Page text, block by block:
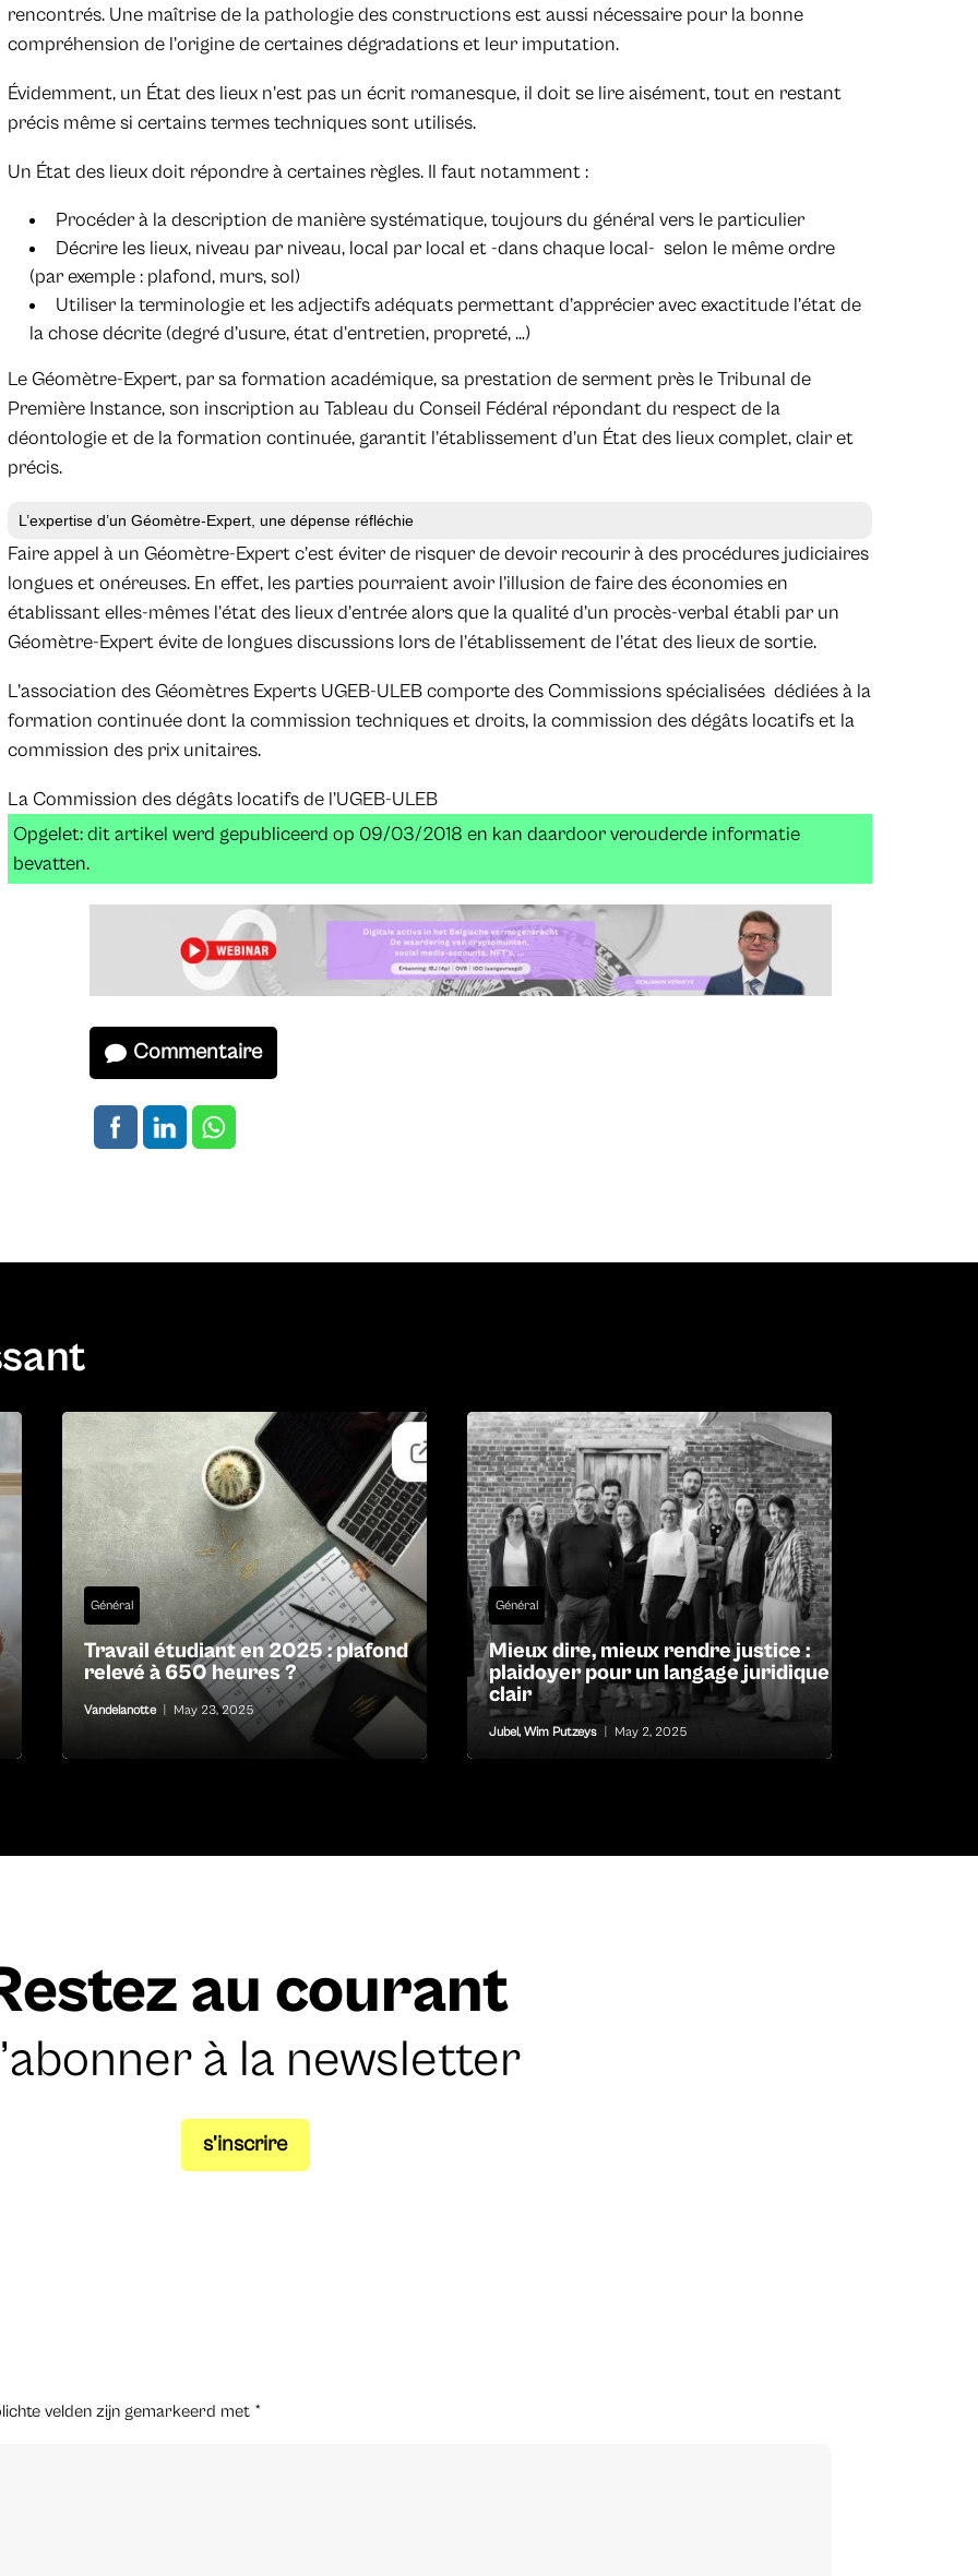
rencontrés. Une maîtrise de la pathologie des constructions est aussi nécessaire pour la bonne
compréhension de l’origine de certaines dégradations et leur imputation.
Évidemment, un État des lieux n’est pas un écrit romanesque, il doit se lire aisément, tout en restant
précis même si certains termes techniques sont utilisés.
Un État des lieux doit répondre à certaines règles. Il faut notamment :
Procéder à la description de manière systématique, toujours du général vers le particulier
Décrire les lieux, niveau par niveau, local par local et -dans chaque local- selon le même ordre
(par exemple : plafond, murs, sol)
Utiliser la terminologie et les adjectifs adéquats permettant d’apprécier avec exactitude l’état de
la chose décrite (degré d’usure, état d’entretien, propreté, …)
Le Géomètre-Expert, par sa formation académique, sa prestation de serment près le Tribunal de
Première Instance, son inscription au Tableau du Conseil Fédéral répondant du respect de la
déontologie et de la formation continuée, garantit l’établissement d’un État des lieux complet, clair et
précis.
L’expertise d’un Géomètre-Expert, une dépense réfléchie
Faire appel à un Géomètre-Expert c’est éviter de risquer de devoir recourir à des procédures judiciaires
longues et onéreuses. En effet, les parties pourraient avoir l’illusion de faire des économies en
établissant elles-mêmes l’état des lieux d’entrée alors que la qualité d’un procès-verbal établi par un
Géomètre-Expert évite de longues discussions lors de l’établissement de l’état des lieux de sortie.
L’association des Géomètres Experts UGEB-ULEB comporte des Commissions spécialisées dédiées à la
formation continuée dont la commission techniques et droits, la commission des dégâts locatifs et la
commission des prix unitaires.
La Commission des dégâts locatifs de l’UGEB-ULEB
Opgelet: dit artikel werd gepubliceerd op 09/03/2018 en kan daardoor verouderde informatie
bevatten.
Commentaire
Général
Travail étudiant en 2025 : plafond
relevé à 650 heures ?
Vandelanotte May 23, 2025
Général
Mieux dire, mieux rendre justice :
plaidoyer pour un langage juridique
clair
Jubel,Wim Putzeys May 2, 2025
au courant
à la newsletter
s’inscrire
velden zijn gemarkeerd met *